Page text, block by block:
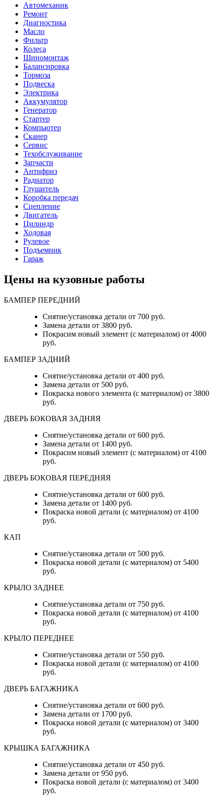
Автомеханик
Ремонт
Диагностика
Масло
Фильтр
Колеса
Шиномонтаж
Балансировка
Тормоза
Подвеска
Электрика
Аккумулятор
Генератор
Стартер
Компьютер
Сканер
Сервис
Техобслуживание
Запчасти
Антифриз
Радиатор
Глушитель
Коробка передач
Сцепление
Двигатель
Цилиндр
Ходовая
Рулевое
Подъемник
Гараж
Цены на кузовные работы
БАМПЕР ПЕРЕДНИЙ
Снятие/установка детали от 700 руб.
Замена детали от 3800 руб.
Покрасим новый элемент (с материалом) от 4000
руб.
БАМПЕР ЗАДНИЙ
Снятие/установка детали от 400 руб.
Замена детали от 500 руб.
Покраска нового элемента (с материалом) от 3800
руб.
ДВЕРЬ БОКОВАЯ ЗАДНЯЯ
Снятие/установка детали от 600 руб.
Замена детали от 1400 руб.
Покрасим новый элемент (с материалом) от 4100
руб.
ДВЕРЬ БОКОВАЯ ПЕРЕДНЯЯ
Снятие/установка детали от 600 руб.
Замена детали от 1400 руб.
Покраска новой детали (с материалом) от 4100
руб.
КАП
Снятие/установка детали от 500 руб.
Покраска новой детали (с материалом) от 5400
руб.
КРЫЛО ЗАДНЕЕ
Снятие/установка детали от 750 руб.
Покраска новой детали (с материалом) от 4100
руб.
КРЫЛО ПЕРЕДНЕЕ
Снятие/установка детали от 550 руб.
Покраска новой детали (с материалом) от 4100
руб.
ДВЕРЬ БАГАЖНИКА
Снятие/установка детали от 600 руб.
Замена детали от 1700 руб.
Покраска новой детали (с материалом) от 3400
руб.
КРЫШКА БАГАЖНИКА
Снятие/установка детали от 450 руб.
Замена детали от 950 руб.
Покраска новой детали (с материалом) от 3400
руб.